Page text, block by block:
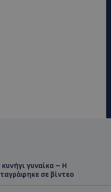
γυναίκα – Η
σε βίντεο